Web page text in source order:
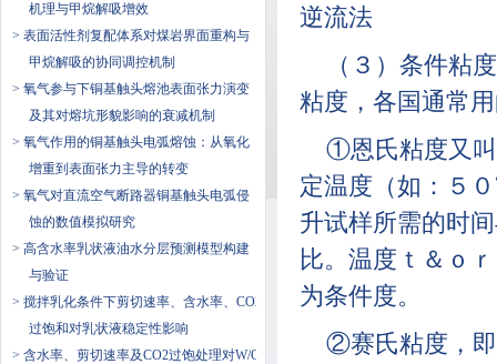
机理与甲烷解吸增效
> 表面活性剂复配体系对煤岩界面重构与
甲烷解吸的协同调控机制
> 氧气参与下铜基触头熔池表面张力演变
及其对熔坑形貌影响的衰减机制
> 氧气作用的铜基触头电弧熔蚀：从氧化
增重到表面张力主导的转变
> 氧气对直流空气断路器铜基触头电弧侵
蚀的数值模拟研究
> 高含水率乳状液油水分层预测模型构建
与验证
> 搅拌乳化条件下剪切速率、含水率、CO2
过饱和对乳状液稳定性影响
> 含水率、剪切速率及CO2过饱处理对W/O
逆流法
（３）条件粘
粘度，各国通常
①恩氏粘度又叫
定温度（如：５
升试样所需的时
比。温度ｔ＆ｏ
为条件度。
②赛氏粘度，即